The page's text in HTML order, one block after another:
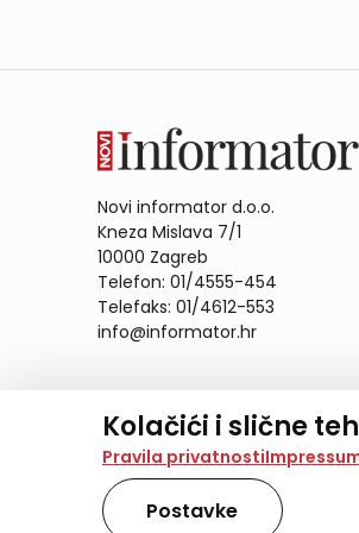
Kolačići i slične
Na našoj web stranici
analiziramo promet na
također koriste ove tehnologije.
Odabirom opcije „Samo
Pravila privatnosti
Postavke
Novi informator d.o.o.
Kneza Mislava 7/1
10000 Zagreb
Telefon: 01/4555-454
Telefaks: 01/4612-553
info@informator.hr